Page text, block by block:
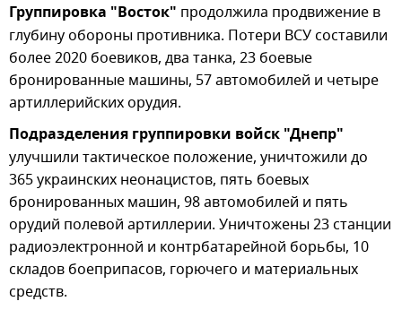
Группировка "Восток" продолжила продвижение в
глубину обороны противника. Потери ВСУ составили
более 2020 боевиков, два танка, 23 боевые
бронированные машины, 57 автомобилей и четыре
артиллерийских орудия.
Подразделения группировки войск "Днепр"
улучшили тактическое положение, уничтожили до
365 украинских неонацистов, пять боевых
бронированных машин, 98 автомобилей и пять
орудий полевой артиллерии. Уничтожены 23 станции
радиоэлектронной и контрбатарейной борьбы, 10
складов боеприпасов, горючего и материальных
средств.